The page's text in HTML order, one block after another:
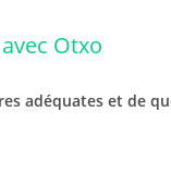
Otxo
adéquates et de